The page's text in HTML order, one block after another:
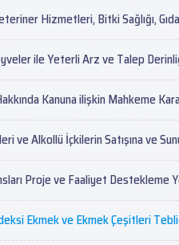
Hizmetleri, Bitki Sağlığı,
ile Yeterli Arz ve Talep
Kanuna ilişkin Mahkeme
ve Alkollü İçkilerin Satışına ve
Proje ve Faaliyet Destekleme
Ekmek ve Ekmek Çeşitleri